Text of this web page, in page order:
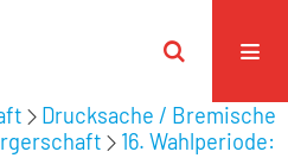
Drucksache / Bremische
16. Wahlperiode: